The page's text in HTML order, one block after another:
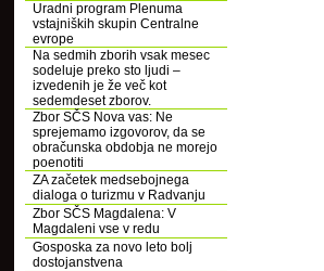
Uradni program Plenuma
vstajniških skupin Centralne
evrope
Na sedmih zborih vsak mesec
sodeluje preko sto ljudi –
izvedenih je že več kot
sedemdeset zborov.
Zbor SČS Nova vas: Ne
sprejemamo izgovorov, da se
obračunska obdobja ne morejo
poenotiti
ZA začetek medsebojnega
dialoga o turizmu v Radvanju
Zbor SČS Magdalena: V
Magdaleni vse v redu
Gosposka za novo leto bolj
dostojanstvena